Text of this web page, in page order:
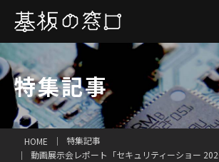
特集記事
HOME
特集記事
動画展示会レポート「セキュリティーショー 2025」